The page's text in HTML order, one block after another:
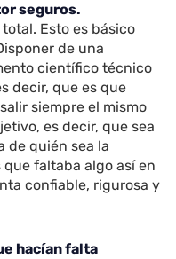
seguros.
Esto es básico
de una
científico técnico
decir, que es que
siempre el mismo
es decir, que sea
de quién sea la
faltaba algo así en
confiable, rigurosa y
hacían falta